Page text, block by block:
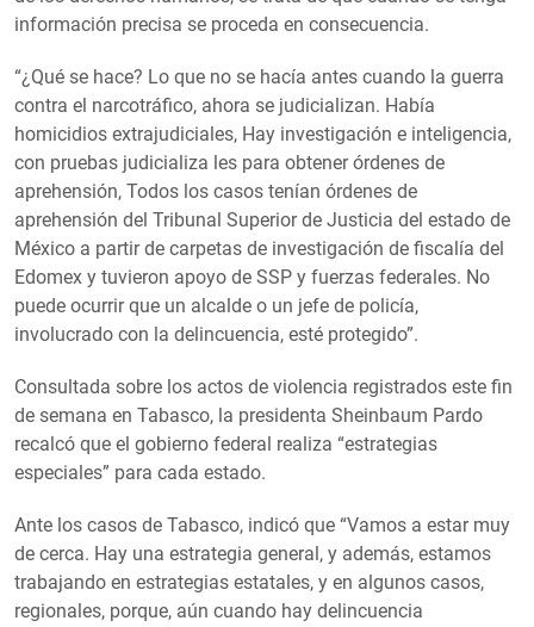
información precisa se proceda en consecuencia.
“¿Qué se hace? Lo que no se hacía antes cuando la guerra
contra el narcotráfico, ahora se judicializan. Había
homicidios extrajudiciales, Hay investigación e inteligencia,
con pruebas judicializa les para obtener órdenes de
aprehensión, Todos los casos tenían órdenes de
aprehensión del Tribunal Superior de Justicia del estado de
México a partir de carpetas de investigación de fiscalía del
Edomex y tuvieron apoyo de SSP y fuerzas federales. No
puede ocurrir que un alcalde o un jefe de policía,
involucrado con la delincuencia, esté protegido”.
Consultada sobre los actos de violencia registrados este fin
de semana en Tabasco, la presidenta Sheinbaum Pardo
recalcó que el gobierno federal realiza “estrategias
especiales” para cada estado.
Ante los casos de Tabasco, indicó que “Vamos a estar muy
de cerca. Hay una estrategia general, y además, estamos
trabajando en estrategias estatales, y en algunos casos,
regionales, porque, aún cuando hay delincuencia